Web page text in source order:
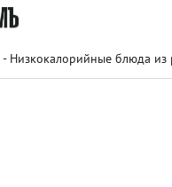
- Низкокалорийные блюда